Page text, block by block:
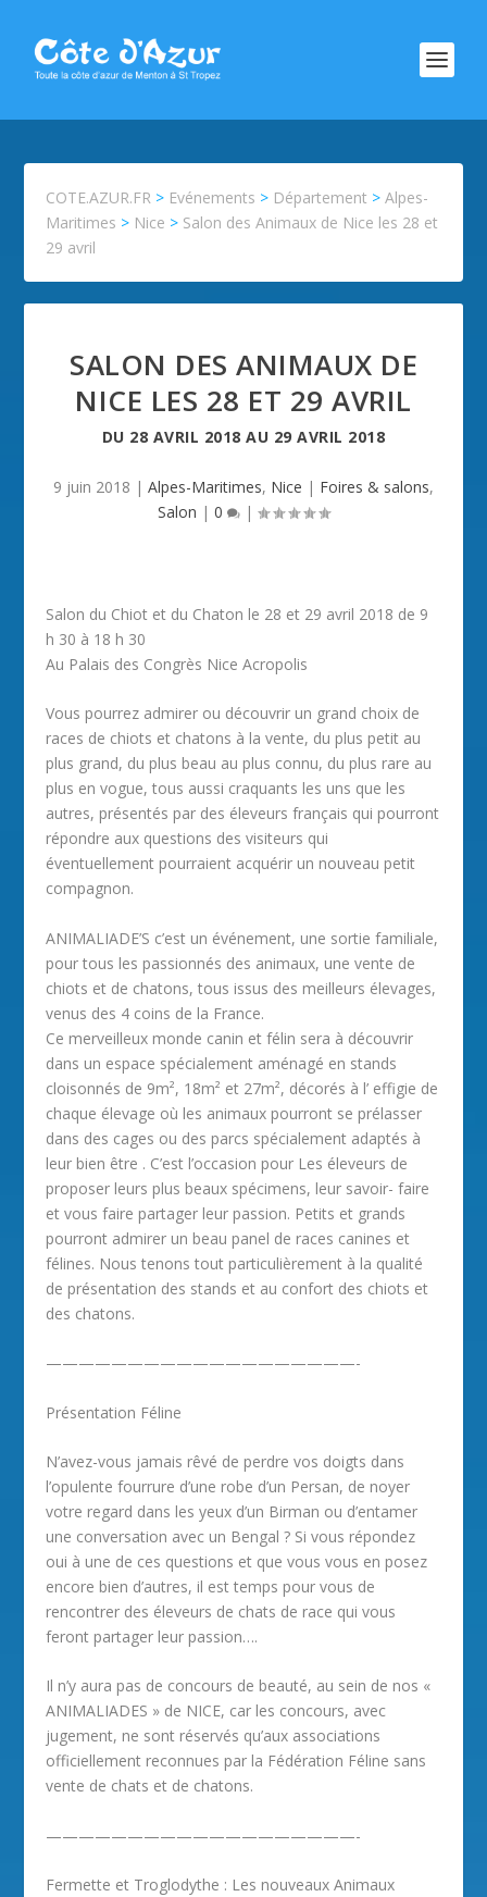
COTE.AZUR.FR > Evénements > Département >Alpes-
Maritimes > Nice > Salon des Animaux de Nice les 28 et
29 avril
SALON DES ANIMAUX DE
NICE LES 28 ET 29 AVRIL
DU 28 AVRIL 2018 AU 29 AVRIL 2018
9 juin 2018 | Alpes-Maritimes, Nice | Foires & salons,
Salon | 0 |
Salon du Chiot et du Chaton le 28 et 29 avril 2018 de 9
h 30 à 18 h 30
Au Palais des Congrès Nice Acropolis
Vous pourrez admirer ou découvrir un grand choix de
races de chiots et chatons à la vente, du plus petit au
plus grand, du plus beau au plus connu, du plus rare au
plus en vogue, tous aussi craquants les uns que les
autres, présentés par des éleveurs français qui pourront
répondre aux questions des visiteurs qui
éventuellement pourraient acquérir un nouveau petit
compagnon.
ANIMALIADE’S c’est un événement, une sortie familiale,
pour tous les passionnés des animaux, une vente de
chiots et de chatons, tous issus des meilleurs élevages,
venus des 4 coins de la France.
Ce merveilleux monde canin et félin sera à découvrir
dans un espace spécialement aménagé en stands
cloisonnés de 9m², 18m² et 27m², décorés à l’ effigie de
chaque élevage où les animaux pourront se prélasser
dans des cages ou des parcs spécialement adaptés à
leur bien être . C’est l’occasion pour Les éleveurs de
proposer leurs plus beaux spécimens, leur savoir- faire
et vous faire partager leur passion. Petits et grands
pourront admirer un beau panel de races canines et
félines. Nous tenons tout particulièrement à la qualité
de présentation des stands et au confort des chiots et
des chatons.
———————————————————-
Présentation Féline
N’avez-vous jamais rêvé de perdre vos doigts dans
l’opulente fourrure d’une robe d’un Persan, de noyer
votre regard dans les yeux d’un Birman ou d’entamer
une conversation avec un Bengal ? Si vous répondez
oui à une de ces questions et que vous vous en posez
encore bien d’autres, il est temps pour vous de
rencontrer des éleveurs de chats de race qui vous
feront partager leur passion….
Il n’y aura pas de concours de beauté, au sein de nos «
ANIMALIADES » de NICE, car les concours, avec
jugement, ne sont réservés qu’aux associations
officiellement reconnues par la Fédération Féline sans
vente de chats et de chatons.
———————————————————-
Fermette et Troglodythe : Les nouveaux Animaux